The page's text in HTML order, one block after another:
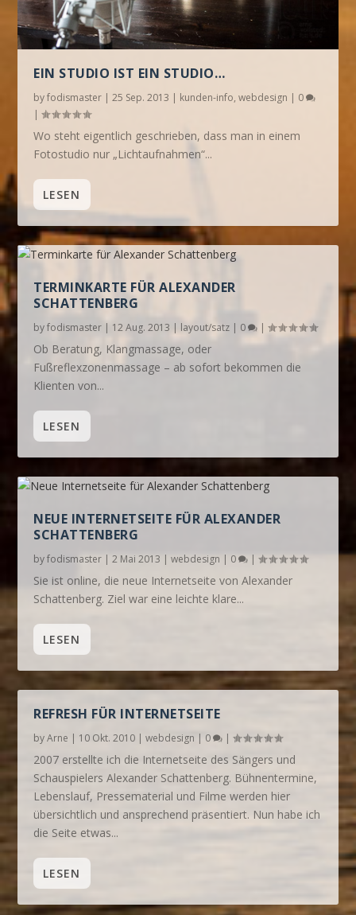
EIN STUDIO IST EIN STUDIO…
byfodismaster |25 Sep. 2013 | kunden-info,webdesign | 0
|
Wo steht eigentlich geschrieben, dass man in einem
Fotostudio nur „Lichtaufnahmen“...
LESEN
TERMINKARTE FÜR ALEXANDER
SCHATTENBERG
byfodismaster | 12 Aug. 2013 | layout/satz | 0 |
Ob Beratung, Klangmassage, oder
Fußreflexzonenmassage – ab sofort bekommen die
Klienten von...
LESEN
NEUE INTERNETSEITE FÜR ALEXANDER
SCHATTENBERG
byfodismaster |2 Mai 2013 |webdesign | 0 |
Sie ist online, die neue Internetseite von Alexander
Schattenberg. Ziel war eine leichte klare...
LESEN
REFRESH FÜR INTERNETSEITE
byArne | 10 Okt. 2010 |webdesign | 0 |
2007 erstellte ich die Internetseite des Sängers und
Schauspielers Alexander Schattenberg. Bühnentermine,
Lebenslauf, Pressematerial und Filme werden hier
übersichtlich und ansprechend präsentiert. Nun habe ich
die Seite etwas...
LESEN